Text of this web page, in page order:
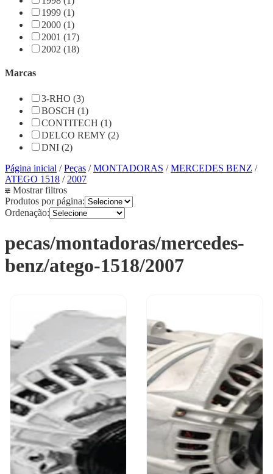
1999 (1)
2000 (1)
2001 (17)
2002 (18)
Marcas
3-RHO (3)
BOSCH (1)
CONTITECH (1)
DELCO REMY (2)
DNI (2)
Página inicial /Peças /MONTADORAS /MERCEDES BENZ /
ATEGO 1518 / 2007
Mostrar filtros
Produtos por página:
Ordenação:
pecas/montadoras/mercedes-
benz/atego-1518/2007